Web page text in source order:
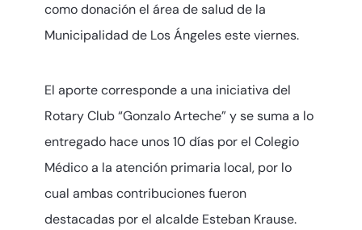
como donación el área de salud de la
Municipalidad de Los Ángeles este viernes.
El aporte corresponde a una iniciativa del
Rotary Club “Gonzalo Arteche” y se suma a lo
entregado hace unos 10 días por el Colegio
Médico a la atención primaria local, por lo
cual ambas contribuciones fueron
destacadas por el alcalde Esteban Krause.